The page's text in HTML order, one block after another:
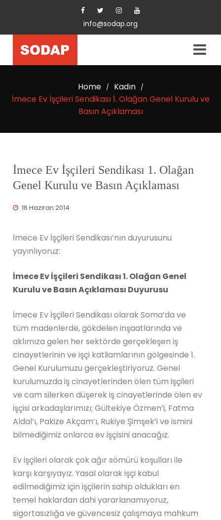
info@sodap.org
Home / Kadın /
İmece Ev İşçileri Sendikası 1. Olağan Genel Kurulu ve
Basın Açıklaması
İmece Ev İşçileri Sendikası 1. Olağan
Genel Kurulu ve Basın Açıklaması
16 Haziran 2014
İmece Ev İşçileri Sendikası’nın duyurusunu
yayınlıyoruz:
İmece Ev İşçileri Sendikası 1. Olağan Genel
Kurulu ve Basın Açıklaması Duyurusu
İmece Ev İşçileri Sendikası olarak Soma’da ve
tüm madenlerde, gökdelen inşaatlarında ve
aklımıza gelen her sektörde gerçekleşen iş
cinayetlerinin ve işçi katliamlarının gölgesinde 1.
Genel Kurulumuzu gerçekleştiriyoruz. Genel
kurulumuzda iş cinayetlerinden ölen tüm işçileri
ve cam silerken düşerek iş cinayetlerinde ölen ev
işçisi arkadaşlarımızı; Gültekiye Özmen’i, Fatma
Aldal’ı, Pakize Akçam’ı, Rukiye Şimşek’i ve ismini
bilmediğimiz onlarca ev işçisini anacağız.
Ev işçileri olarak çok ağır sömürü koşulları ile
karşı karşıyayız. Yasal olarak işçi kabul
edilmediğimiz için işçilerin sahip oldukları en
temel haklardan dahi yararlanamıyoruz,
sigortasızlığa ve güvencesiz çalışmaya mahkum